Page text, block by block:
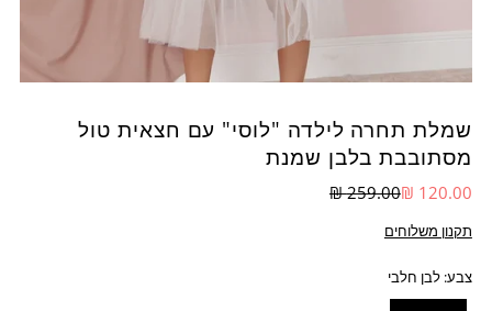
שמלת תחרה לילדה "לוסי" עם חצאית טול
מסתובבת בלבן שמנת
120.00 ₪
259.00 ₪
תקנון משלוחים
צבע:לבן חלבי